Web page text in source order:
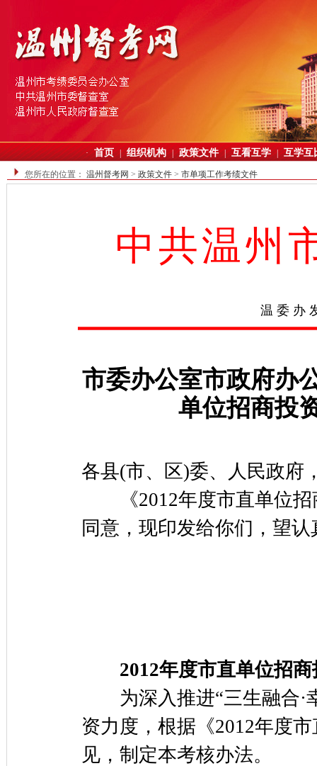
· 首页 | 组织机构 | 政策文件 | 互看互学 | 互学互
您所在的位置： 温州督考网 > 政策文件 > 市单项工作考绩文件
中共温州
温委办
市委办公室市政府办
单位招商投
各县(市、区)委、人民政府
《2012年度市直单位招
同意，现印发给你们，望
2012年度市直单位招商
为深入推进“三生融合·
资力度，根据《2012年度
见，制定本考核办法。